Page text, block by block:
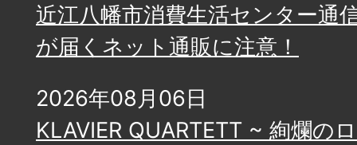
知
ら
近江八幡市消費生活センター通
が届くネット通販に注意！
2026年08月06日
KLAVIER QUARTETT ~ 絢爛の